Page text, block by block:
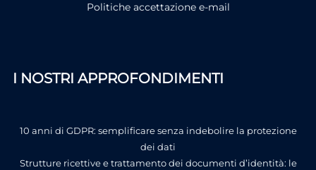
Politiche accettazione e-mail
I NOSTRI APPROFONDIMENTI
10 anni di GDPR: semplificare senza indebolire la protezione
dei dati
Strutture ricettive e trattamento dei documenti d’identità: le